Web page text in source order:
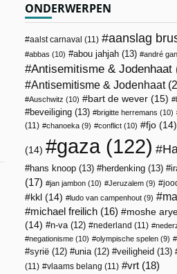
ONDERWERPEN
aalst carnaval (11) aanslag
abbas (10) abou jahjah (13) andré
Antisemitisme & Jodenhaat
Antisemitisme & Jodenhaat
Auschwitz (10) bart de wever (15)
beveiliging (13) brigitte herremans (10)
(11)
chanoeka (9) conflict (10) fjo (14)
(14) gaza(122)
hans knoop (13) herdenking (13)
(17)
jan jambon (10) Jeruzalem (9)
kkl (14) ludo van campenhout (9)
michael freilich (16)
moshe
(14)
n-va(12) nederland (11)
negationisme (10) olympische spelen (9)
syrië (12) unia(12) veiligheid (13)
(11)
vlaams belang (11) vrt (18)